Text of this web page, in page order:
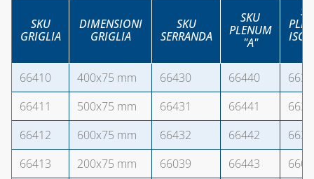
SKU
GRIGLIA
DIMENSIONI
GRIGLIA
SKU
SERRANDA
SKU
PLENUM
"A"
66410
400x75 mm 66430 66440
66411
500x75 mm 66431 66441
66412
600x75 mm 66432 66442
66413
200x75 mm 66039 66443